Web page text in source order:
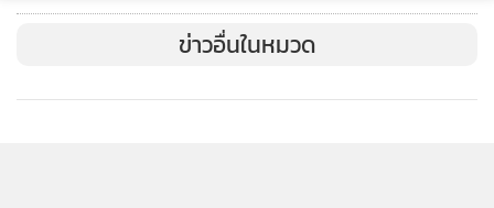
ข่าวอื่นในหมวด